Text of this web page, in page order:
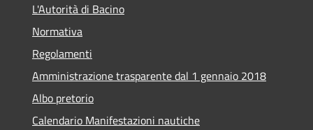
L'Autorità di Bacino
Normativa
Regolamenti
Amministrazione trasparente dal 1 gennaio 2018
Albo pretorio
Calendario Manifestazioni nautiche